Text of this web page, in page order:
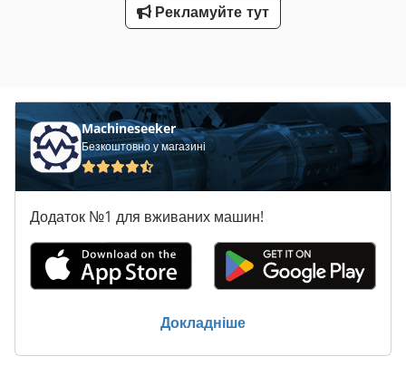
Рекламуйте тут
Machineseeker
Безкоштовно у магазині
Додаток №1 для вживаних машин!
Докладніше